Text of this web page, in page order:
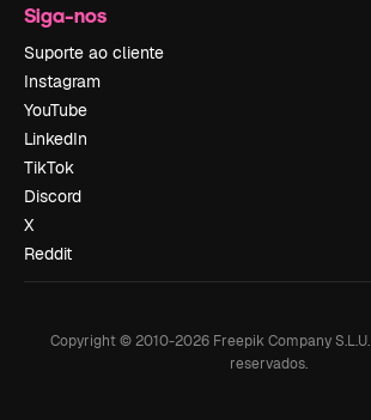
Siga-nos
Suporte ao cliente
Instagram
YouTube
LinkedIn
TikTok
Discord
X
Reddit
Copyright © 2010-2026Freepik Company S.L.U.
reservados.